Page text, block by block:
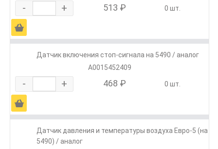
- + 513 ₽ 0 шт.
Ä
Датчик включения стоп-сигнала на 5490 / аналог
A0015452409
- + 468 ₽ 0 шт.
Ä
Датчик давления и температуры воздуха Евро-5 (на
5490) / аналог